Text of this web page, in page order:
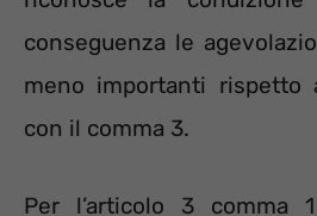
conseguenza le
meno importanti rispetto
con il comma 3.
Per l’articolo 3 comma